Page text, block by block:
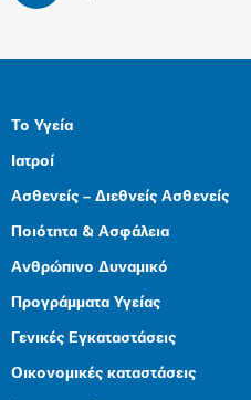
Το Υγεία
Ιατροί
Ασθενείς – Διεθνείς Ασθενείς
Ποιότητα & Ασφάλεια
Ανθρώπινο Δυναμικό
Προγράμματα Υγείας
Γενικές Εγκαταστάσεις
Οικονομικές καταστάσεις